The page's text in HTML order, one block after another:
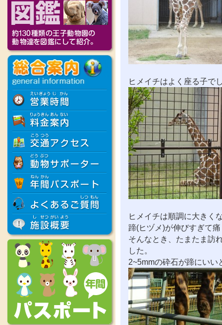
ヒメイチはよく座る子で
ヒメイチは順調に大きく
蹄(ヒヅメ)が伸びすぎて
そんなとき、たまたま訪
した。
2~5mmの砕石が蹄にいい